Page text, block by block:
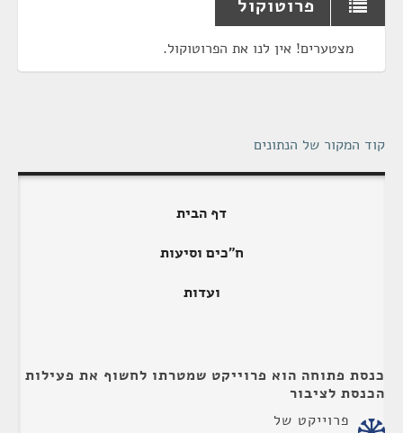
פרוטוקול
מצטערים! אין לנו את הפרוטוקול.
קוד המקור של הנתונים
דף הבית
ח"כים וסיעות
ועדות
כנסת פתוחה הוא פרוייקט שמטרתו לחשוף את פעילות
הכנסת לציבור
פרוייקט של